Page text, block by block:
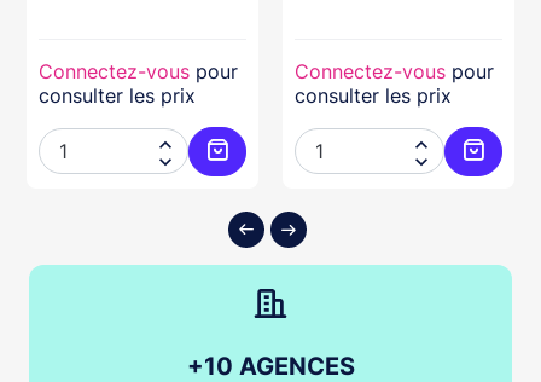
au panier
Connectez-vous pour
consulter les prix


Ajouter au panier
Connectez-vous pour
consulter les prix


+10 AGENCES